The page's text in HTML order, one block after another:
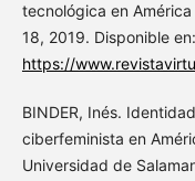
tecnológica en América
18, 2019. Disponible en:
https://
BINDER, Inés.
ciberfeminista en
Universidad de